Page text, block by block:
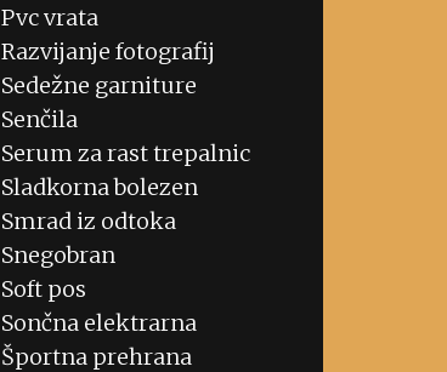
Pvc vrata
Razvijanje fotografij
Sedežne garniture
Senčila
Serum za rast trepalnic
Sladkorna bolezen
Smrad iz odtoka
Snegobran
Soft pos
Sončna elektrarna
Športna prehrana